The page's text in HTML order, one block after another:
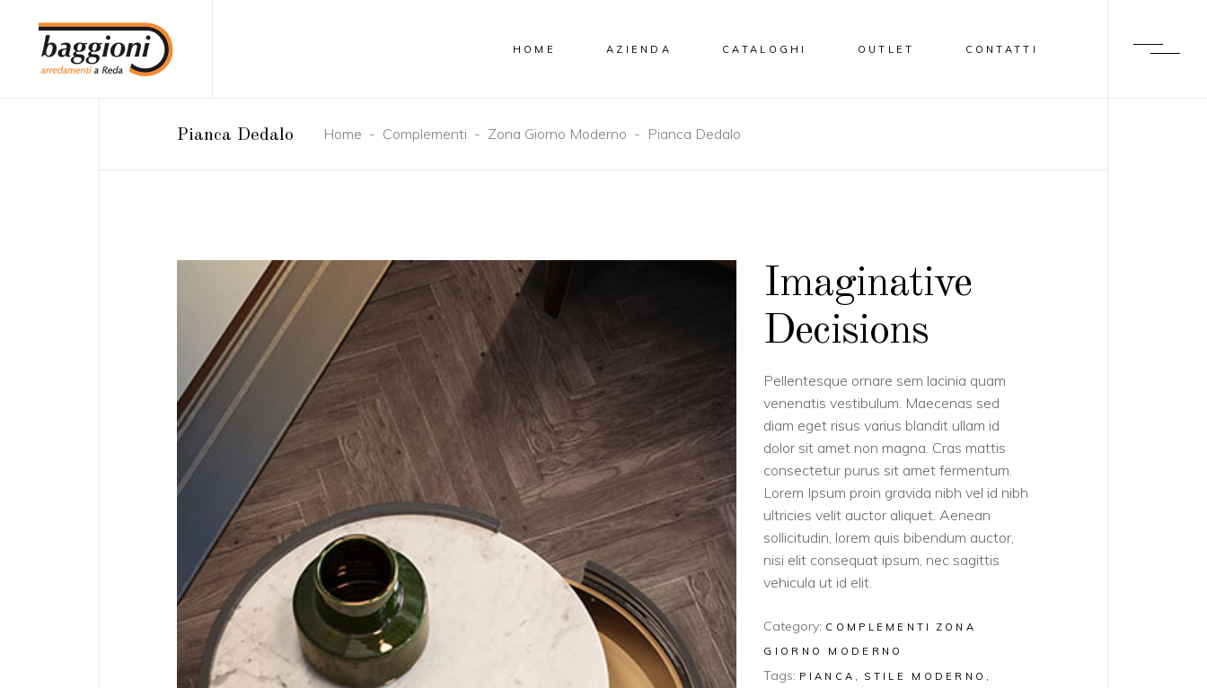
HOME AZIENDA CATALOGHI OUTLET CONTATTI
Pianca Dedalo Home - Complementi - Zona Giorno Moderno - Pianca Dedalo
Imaginative
Decisions
Pellentesque ornare sem lacinia quam
venenatis vestibulum. Maecenas sed
diam eget risus varius blandit ullam id
dolor sit amet non magna. Cras mattis
consectetur purus sit amet fermentum.
Lorem Ipsum proin gravida nibh vel id nibh
ultricies velit auctor aliquet. Aenean
sollicitudin, lorem quis bibendum auctor,
nisi elit consequat ipsum, nec sagittis
vehicula ut id elit.
Category: COMPLEMENTI
ZONA
GIORNO MODERNO
Tags: PIANCA
STILE MODERNO